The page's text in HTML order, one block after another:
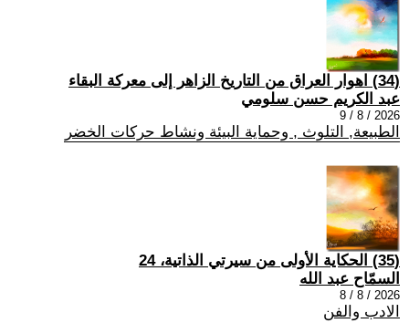
(34) اهوار العراق من التاريخ الزاهر إلى معركة البقاء
عبد الكريم حسن سلومي
2026 / 8 / 9
الطبيعة, التلوث , وحماية البيئة ونشاط حركات الخضر
(35) الحكاية الأولى من سيرتي الذاتية، 24
السمّاح عبد الله
2026 / 8 / 8
الادب والفن